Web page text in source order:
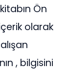
Ön
olarak
, bilgisini